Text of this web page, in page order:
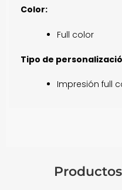
Color:
Full color
Tipo de
Impresión full